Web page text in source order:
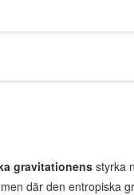
gravitationens styrka
där den entropiska